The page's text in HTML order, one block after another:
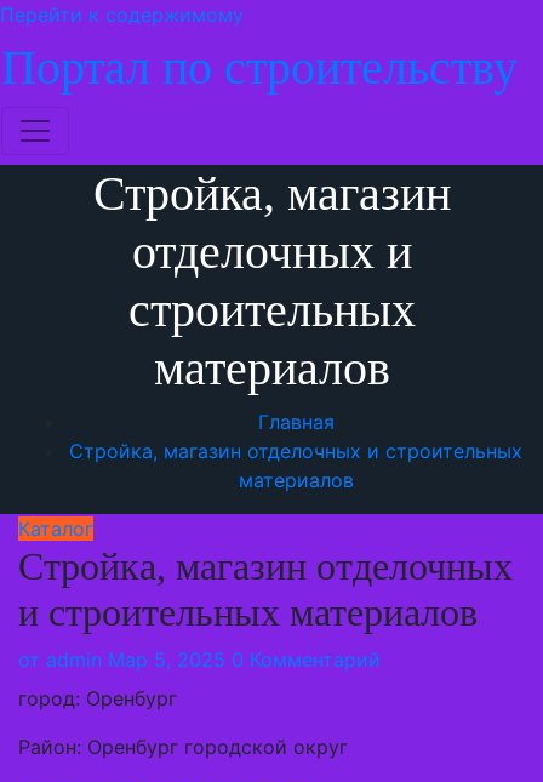
Перейти к содержимому
Портал по строительству
Стройка, магазин
отделочных и
строительных
материалов
Главная
Стройка, магазин отделочных и строительных
материалов
Каталог
Стройка, магазин отделочных
и строительных материалов
от admin Мар 5, 2025 0 Комментарий
город: Оренбург
Район: Оренбург городской округ